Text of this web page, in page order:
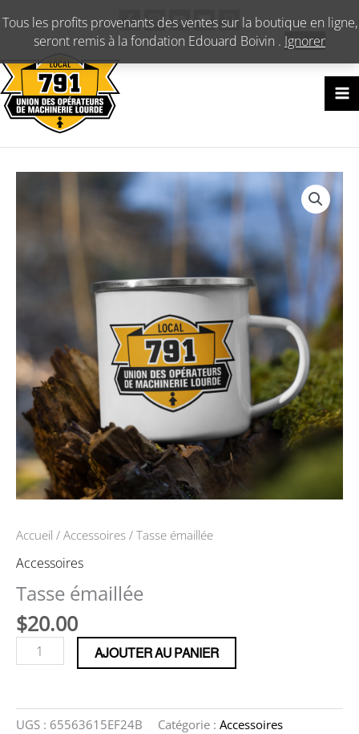
Tous les profits provenants des ventes sur la boutique en ligne,
seront remis à la fondation Edouard Boivin . Ignorer
au
contenu
Accueil / Accessoires / Tasse émaillée
Accessoires
Tasse émaillée
$20.00
quantité
de
AJOUTER AU PANIER
UGS : 65563615EF24B Catégorie : Accessoires